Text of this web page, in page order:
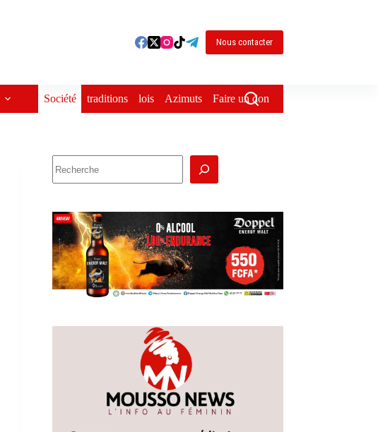
Nous contacter
Société traditions lois Azimuts Faire un don